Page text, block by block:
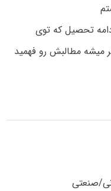
تحصیل که توی
مطالبش رو فهمید
صنعتی